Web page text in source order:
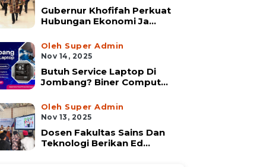
Gubernur Khofifah Perkuat
Hubungan Ekonomi Ja...
Oleh Super Admin
Nov 14, 2025
Butuh Service Laptop Di
Jombang? Biner Comput...
Oleh Super Admin
Nov 13, 2025
Dosen Fakultas Sains Dan
Teknologi Berikan Ed...